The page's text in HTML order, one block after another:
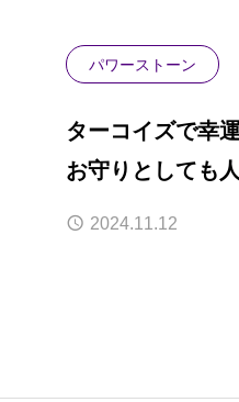
パワーストーン
ターコイズで幸
お守りとしても
2024.11.12